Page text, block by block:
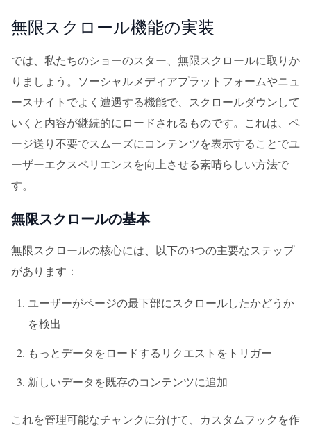
無限スクロール機能の実装
では、私たちのショーのスター、無限スクロールに取りか
りましょう。ソーシャルメディアプラットフォームやニュ
ースサイトでよく遭遇する機能で、スクロールダウンして
いくと内容が継続的にロードされるものです。これは、ペ
ージ送り不要でスムーズにコンテンツを表示することでユ
ーザーエクスペリエンスを向上させる素晴らしい方法で
す。
無限スクロールの基本
無限スクロールの核心には、以下の3つの主要なステップ
があります：
ユーザーがページの最下部にスクロールしたかどうか
を検出
もっとデータをロードするリクエストをトリガー
新しいデータを既存のコンテンツに追加
これを管理可能なチャンクに分けて、カスタムフックを作